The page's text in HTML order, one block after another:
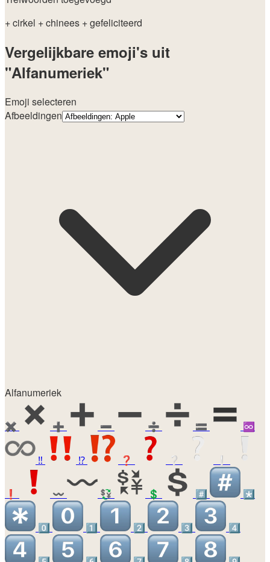
+ cirkel + chinees + gefeliciteerd
Vergelijkbare emoji's uit
"Alfanumeriek"
Emoji selecteren
Afbeeldingen
Alfanumeriek
✖️ ➕ ➖ ➗ 🟰 ♾️
‼️ ⁉️ ❓ ❔ ❕
❗ 〰️ 💱 💲 #️⃣ *️⃣
0️⃣ 1️⃣ 2️⃣ 3️⃣ 4️⃣